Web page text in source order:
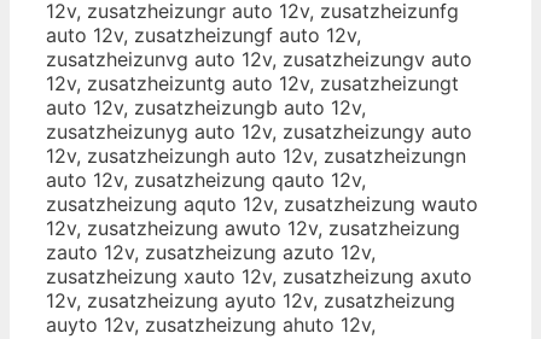
12v, zusatzheizungr auto 12v, zusatzheizunfg
auto 12v, zusatzheizungf auto 12v,
zusatzheizunvg auto 12v, zusatzheizungv auto
12v, zusatzheizuntg auto 12v, zusatzheizungt
auto 12v, zusatzheizungb auto 12v,
zusatzheizunyg auto 12v, zusatzheizungy auto
12v, zusatzheizungh auto 12v, zusatzheizungn
auto 12v, zusatzheizung qauto 12v,
zusatzheizung aquto 12v, zusatzheizung wauto
12v, zusatzheizung awuto 12v, zusatzheizung
zauto 12v, zusatzheizung azuto 12v,
zusatzheizung xauto 12v, zusatzheizung axuto
12v, zusatzheizung ayuto 12v, zusatzheizung
auyto 12v, zusatzheizung ahuto 12v,